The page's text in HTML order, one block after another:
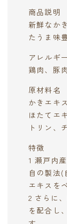
商品説明
新鮮なか
たうま味
アレルギー
鶏肉、豚肉
原材料名
かきエキ
ほたてエ
トリン、
特徴
1 瀬戸内
自の製法(
エキスを
2 さらに
を配合し